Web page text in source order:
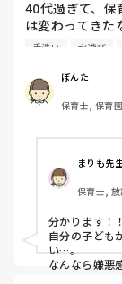
40代過ぎて、保
は変わってきた
先日、プール
含んでいた水
ッとしました。
その様子を少
ってするのは
冷静な対応で
保育園の子達
なさんは、我
手洗い 水遊び
ぽんた
保育士, 保育園
まりも先
保育士,
分かります！
自分の子ども
い…。
なんなら嫌悪